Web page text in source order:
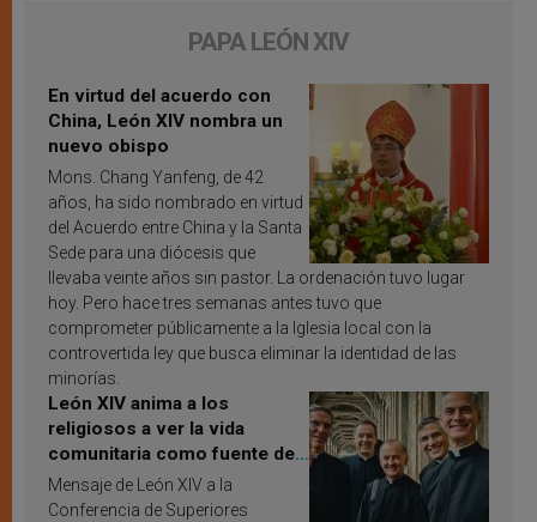
PAPA LEÓN XIV
En virtud del acuerdo con
China, León XIV nombra un
nuevo obispo
Mons. Chang Yanfeng, de 42
años, ha sido nombrado en virtud
del Acuerdo entre China y la Santa
Sede para una diócesis que
llevaba veinte años sin pastor. La ordenación tuvo lugar
hoy. Pero hace tres semanas antes tuvo que
comprometer públicamente a la Iglesia local con la
controvertida ley que busca eliminar la identidad de las
minorías.
León XIV anima a los
religiosos a ver la vida
comunitaria como fuente de
inspiración y santificación
Mensaje de León XIV a la
Conferencia de Superiores